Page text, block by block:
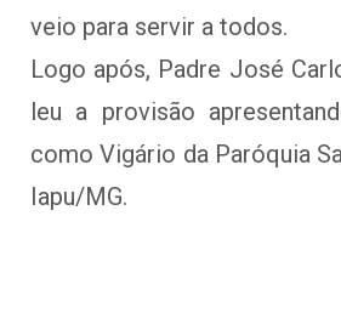
veio para servir a todos.
Logo após, Padre José
leu a provisão
como Vigário da Paróquia
Iapu/MG.